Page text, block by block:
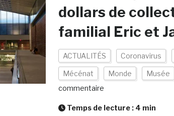
dollars de
familial Eric et
ACTUALITÉS Coronavirus
Mécénat Monde Musée
commentaire
Temps de lecture : 4 min